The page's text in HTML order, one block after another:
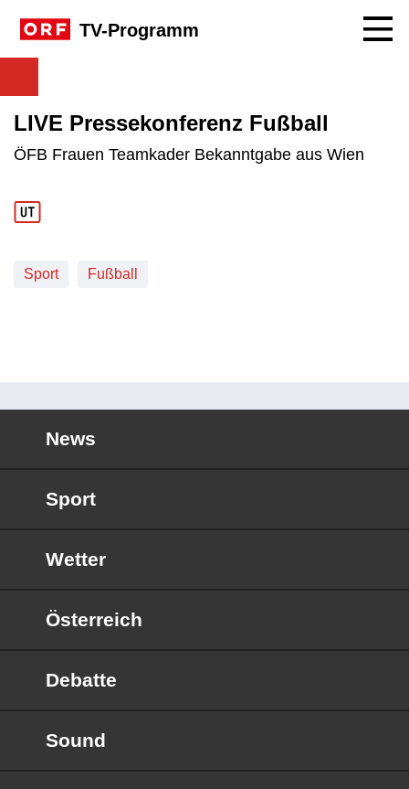
TV-Programm
LIVE Pressekonferenz Fußball
ÖFB Frauen Teamkader Bekanntgabe aus Wien
Sport Fußball
News
Sport
Wetter
Österreich
Debatte
Sound